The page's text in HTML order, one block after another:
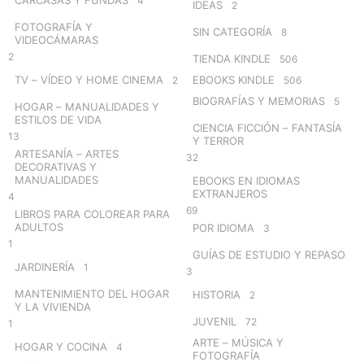
FOTOGRAFÍA Y
VIDEOCÁMARAS
2
TV – VÍDEO Y HOME CINEMA 2
HOGAR – MANUALIDADES Y
ESTILOS DE VIDA
13
ARTESANÍA – ARTES
DECORATIVAS Y
MANUALIDADES
4
LIBROS PARA COLOREAR PARA
ADULTOS
1
JARDINERÍA 1
MANTENIMIENTO DEL HOGAR
Y LA VIVIENDA
1
HOGAR Y COCINA 4
IDEAS 2
SIN CATEGORÍA 8
TIENDA KINDLE 506
EBOOKS KINDLE 506
BIOGRAFÍAS Y MEMORIAS 5
CIENCIA FICCIÓN – FANTASÍA
Y TERROR
32
EBOOKS EN IDIOMAS
EXTRANJEROS
69
POR IDIOMA 3
GUÍAS DE ESTUDIO Y REPASO
3
HISTORIA 2
JUVENIL 72
ARTE – MÚSICA Y
FOTOGRAFÍA